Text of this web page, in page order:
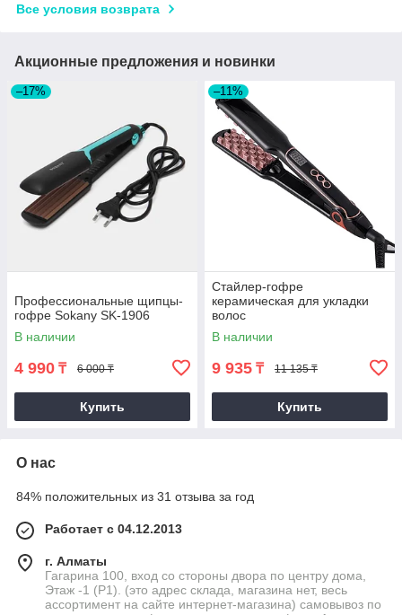
Все условия возврата
Акционные предложения и новинки
–17%
Профессиональные щипцы-
гофре Sokany SK-1906
В наличии
4 990 ₸ 6 000 ₸
Купить
–11%
Стайлер-гофре
керамическая для укладки
волос
В наличии
9 935 ₸ 11 135 ₸
Купить
О нас
84% положительных из 31 отзыва за год
Работает с 04.12.2013
г. Алматы
Гагарина 100, вход со стороны двора по центру дома,
Этаж -1 (P1). (это адрес склада, магазина нет, весь
ассортимент на сайте интернет-магазина) самовывоз по